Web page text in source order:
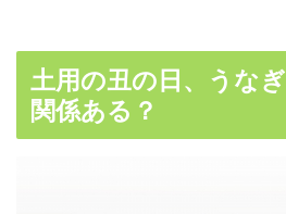
土用の丑の日、うな
関係ある？